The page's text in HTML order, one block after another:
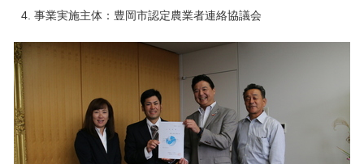
事業実施主体：豊岡市認定農業者連絡協議会